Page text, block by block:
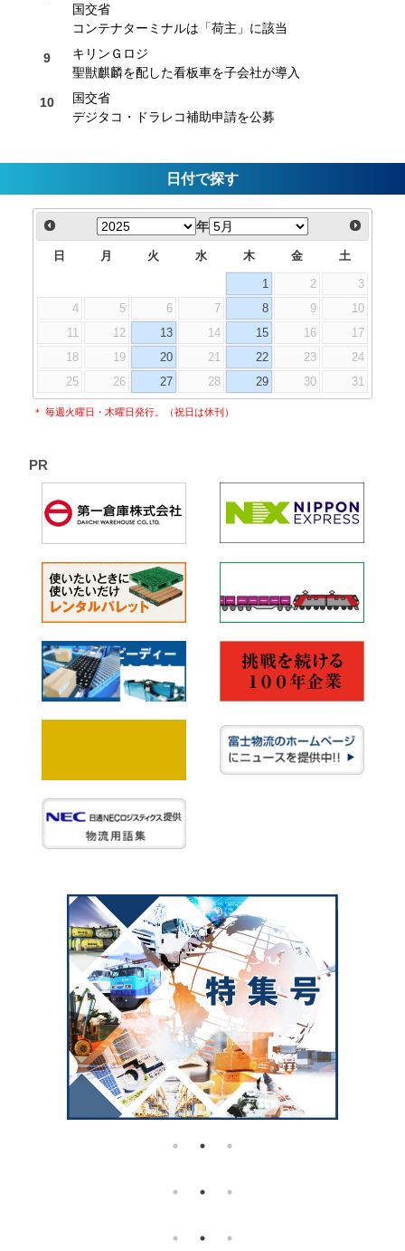
国交省
コンテナターミナルは「荷主」に該当
キリンＧロジ
聖獣麒麟を配した看板車を子会社が導入
国交省
デジタコ・ドラレコ補助申請を公募
日付で探す
年
日 月 火 水 木 金 土
1 2
3
4
5 6 7 8 9
10
11
12 13 14 15 16
17
18
19 20 21 22 23
24
25
26 27 28 29 30 31
＊ 毎週火曜日・木曜日発行。（祝日は休刊）